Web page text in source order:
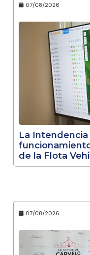
07/08/2026
La Intendencia
de la Flota
07/08/2026